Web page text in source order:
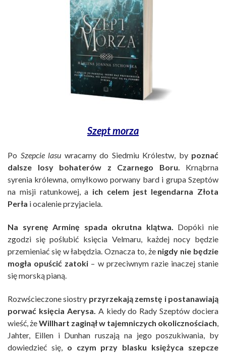
Szept morza
Po Szepcie lasu wracamy do Siedmiu Królestw, by poznać
dalsze losy bohaterów z Czarnego Boru. Krnąbrna
syrenia królewna, omyłkowo porwany bard i grupa Szeptów
na misji ratunkowej, a ich celem jest legendarna Złota
Perła i ocalenie przyjaciela.
Na syrenę Arminę spada okrutna klątwa. Dopóki nie
zgodzi się poślubić księcia Velmaru, każdej nocy będzie
przemieniać się w łabędzia. Oznacza to, że nigdy nie będzie
mogła opuścić zatoki – w przeciwnym razie inaczej stanie
się morską pianą.
Rozwścieczone siostry przyrzekają zemstę i postanawiają
porwać księcia Aerysa. A kiedy do Rady Szeptów dociera
wieść, żeWillhart zaginął w tajemniczych okolicznościach,
Jahter, Eillen i Dunhan ruszają na jego poszukiwania, by
dowiedzieć się,o czym przy blasku księżyca szepcze